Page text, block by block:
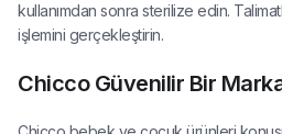
kullanımdan sonra sterilize edin.
işlemini gerçekleştirin.
Chicco Güvenilir Bir Marka